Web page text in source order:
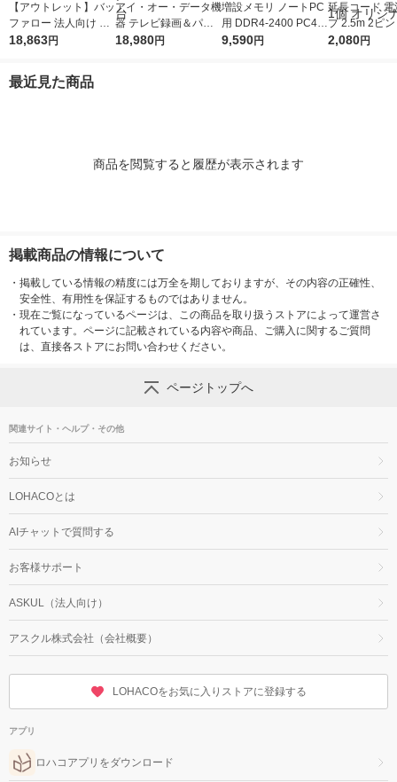
【アウトレット】バッ
ファロー 法人向け フ
リースポット導入キッ
18,863円
アイ・オー・データ機
器 テレビ録画＆パソ
コン両対応 外付けハ
18,980円
増設メモリ ノートPC
用 DDR4-2400 PC4-1
9200 8GB S.O.DIMM
9,590円
延長コード 電
プ 2.5m 2ピ
スイッチ付 雷
2,080円
最近見た商品
商品を閲覧すると履歴が表示されます
掲載商品の情報について
・ 掲載している情報の精度には万全を期しておりますが、その内容の正確性、
安全性、有用性を保証するものではありません。
・ 現在ご覧になっているページは、この商品を取り扱うストアによって運営さ
れています。ページに記載されている内容や商品、ご購入に関するご質問
は、直接各ストアにお問い合わせください。
ページトップへ
関連サイト・ヘルプ・その他
お知らせ
LOHACOとは
AIチャットで質問する
お客様サポート
ASKUL（法人向け）
アスクル株式会社（会社概要）
LOHACOをお気に入りストアに登録する
アプリ
ロハコアプリをダウンロード